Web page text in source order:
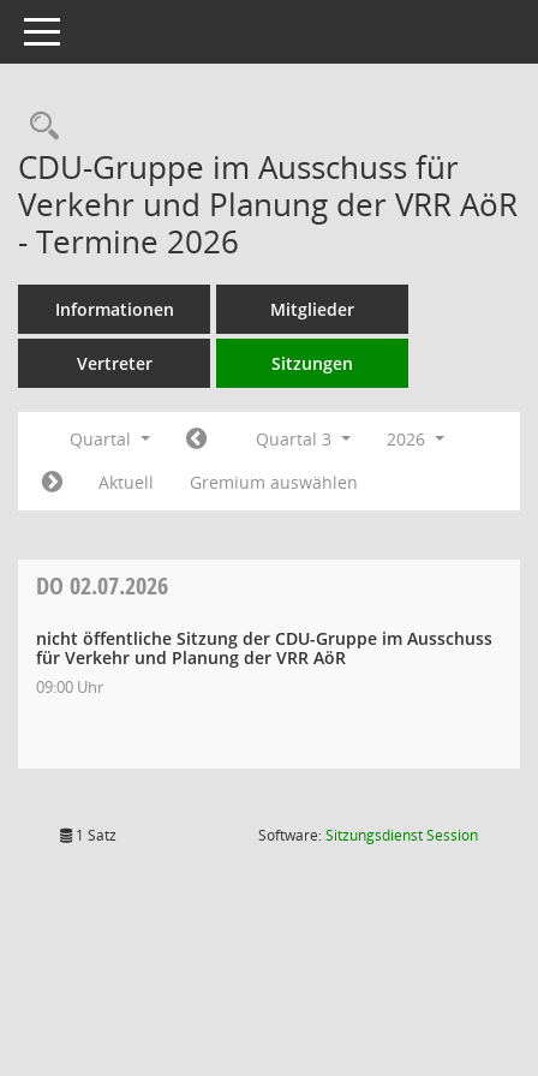
Toggle navigation
Rechercheauswahl
CDU-Gruppe im Ausschuss für
Verkehr und Planung der VRR AöR
- Termine 2026
Informationen Mitglieder
Vertreter Sitzungen
Quartal Quartal 3
2026
Aktuell
Gremium auswählen
DO 02.07.2026
nicht öffentliche Sitzung der CDU-Gruppe im Ausschuss
für Verkehr und Planung der VRR AöR
09:00 Uhr
1 Satz Software:SitzungsdienstSession(Wird in